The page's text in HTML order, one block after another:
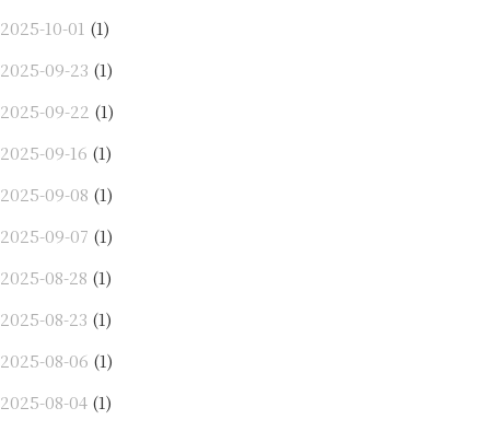
2025-10-01 (1)
2025-09-23 (1)
2025-09-22 (1)
2025-09-16 (1)
2025-09-08 (1)
2025-09-07 (1)
2025-08-28 (1)
2025-08-23 (1)
2025-08-06 (1)
2025-08-04 (1)